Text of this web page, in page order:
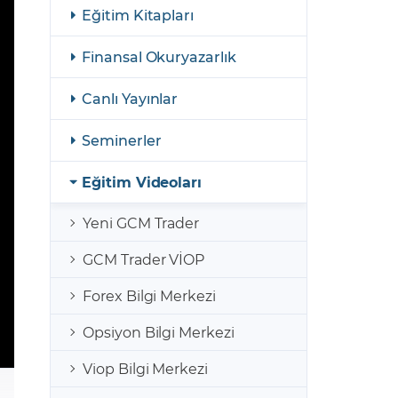
Yasal Bildirimler
GCM Borsa Trader Eğitim Videoları
Eğitim Kitapları
Finansal Okuryazarlık
Canlı Yayınlar
Seminerler
Eğitim Videoları
Yeni GCM Trader
GCM Trader VİOP
Forex Bilgi Merkezi
Opsiyon Bilgi Merkezi
Viop Bilgi Merkezi